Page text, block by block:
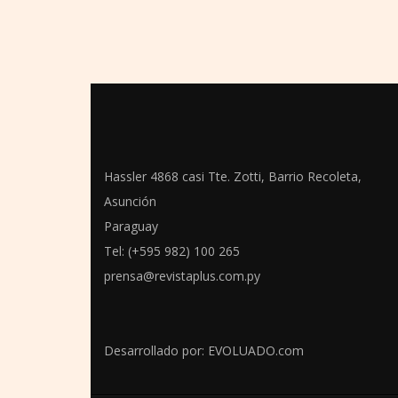
Hassler 4868 casi Tte. Zotti, Barrio Recoleta,
Asunción
Paraguay
Tel: (+595 982) 100 265
prensa@revistaplus.com.py
Desarrollado por: EVOLUADO.com